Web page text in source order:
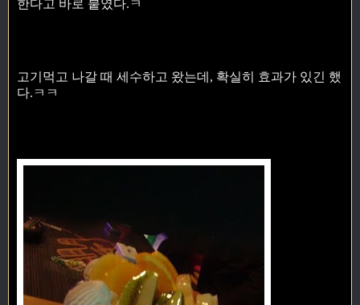
한다고 바로 붙였다.ㅋ
고기먹고 나갈 때 세수하고 왔는데, 확실히 효과가 있긴 했
다.ㅋㅋ